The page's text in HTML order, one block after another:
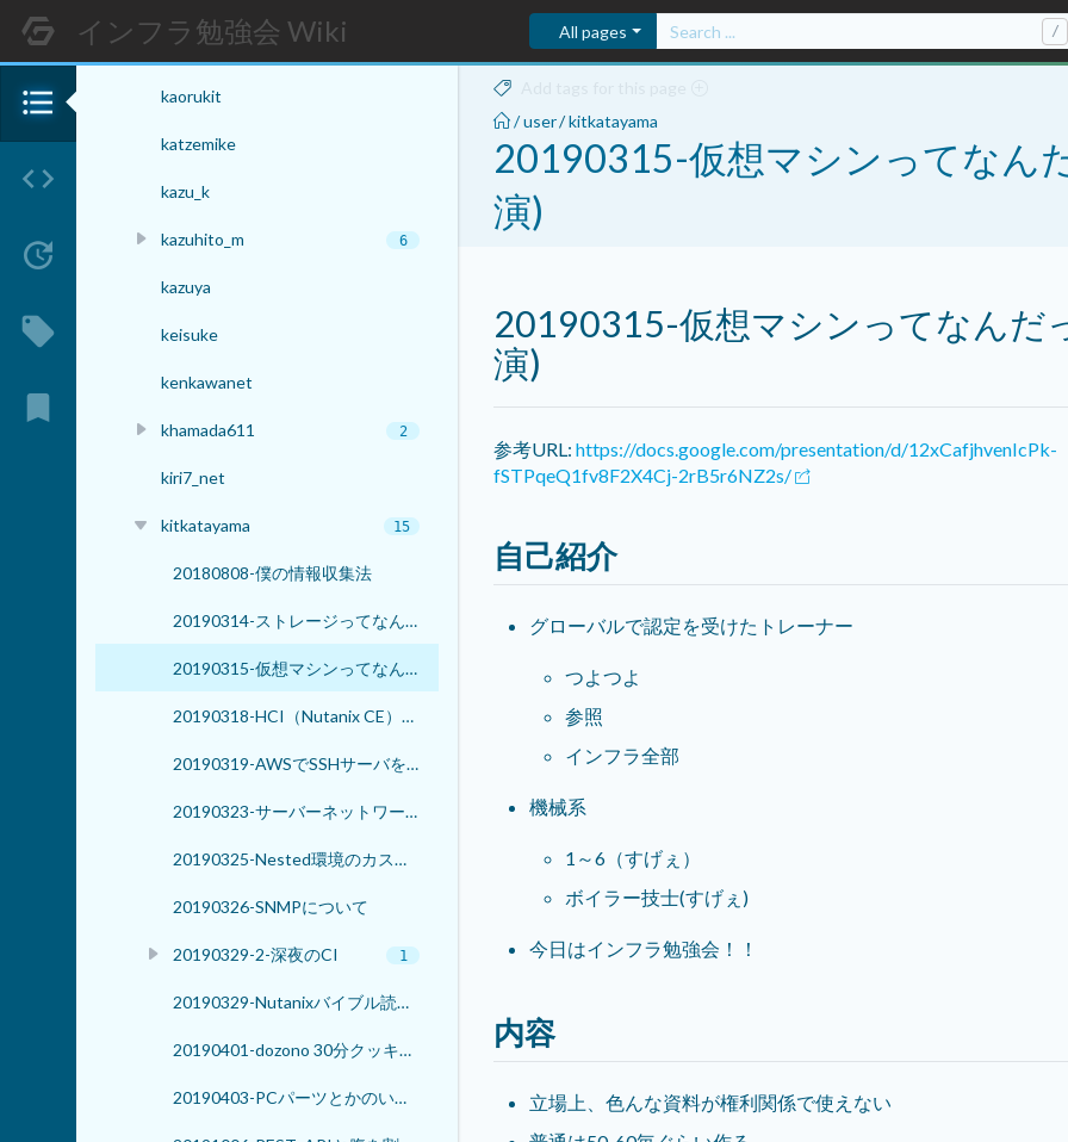
インフラ勉強会 Wiki All pages /
format_list_bulleted
code
update
local_offer
bookmark
kameneko_chan
kaorukit
katzemike
kazu_k
kazuhito_m 6
kazuya
keisuke
kenkawanet
khamada611 2
kiri7_net
kitkatayama 15
20180808-僕の情報収集法
20190314-ストレージってなんだっけ？ ～ AWSのストレージサービスを添えて ～
20190315-仮想マシンってなんだっけ？(再演)
20190318-HCI（Nutanix CE）をバージョンアップをするから見守って！
20190319-AWSでSSHサーバを試してみる（花火＆dozono 合同セッション）
20190323-サーバーネットワーキング講座 – Linuxのルーティングと和解しよう
20190325-Nested環境のカスタマイズ
20190326-SNMPについて
20190329-2-深夜のCI 1
20190329-Nutanixバイブル読書会
20190401-dozono 30分クッキング – AWS LightsailでDocker環境を作る-
20190403-PCパーツとかのいろんな規格とかのお話
/user/kitkatayama
20190315-仮想マシンってなん
演)
20190315-仮想マシンってなんだ
演)
参考URL: https://docs.google.com/presentation/d/12xCafjhvenIcPk-
fSTPqeQ1fv8F2X4Cj-2rB5r6NZ2s/
自己紹介
グローバルで認定を受けたトレーナー
つよつよ
参照
インフラ全部
機械系
1～6（すげぇ）
ボイラー技士(すげぇ)
今日はインフラ勉強会！！
内容
立場上、色んな資料が権利関係で使えない